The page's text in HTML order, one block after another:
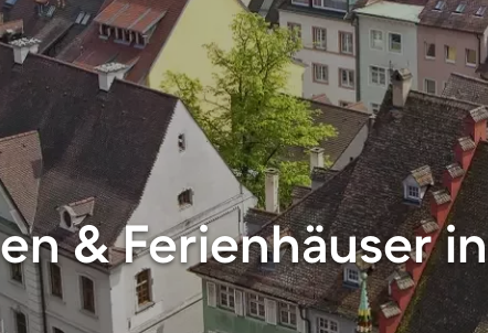
& Ferienhäuser in